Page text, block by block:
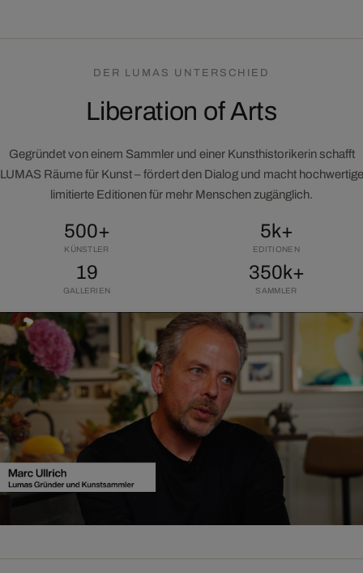
DER LUMAS UNTERSCHIED
Liberation of Arts
Gegründet von einem Sammler und einer Kunsthistorikerin schafft
LUMAS Räume für Kunst – fördert den Dialog und macht hochwertige
limitierte Editionen für mehr Menschen zugänglich.
500+
KÜNSTLER
5k+
EDITIONEN
19
GALLERIEN
350k+
SAMMLER